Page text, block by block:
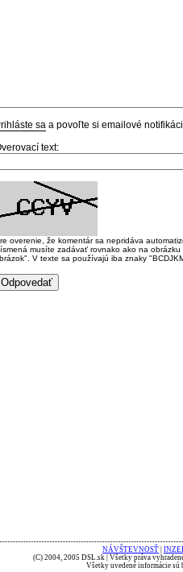
sa a povoľte si emailové
text:
overenie, že komentár sa nepridáva
musíte zadávať rovnako ako na
V texte sa používajú iba znaky
NÁVŠTEVNOSŤ
(C) 2004, 2005 DSL.sk | Všetky práva
Všetky uvedené informácie sú